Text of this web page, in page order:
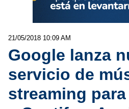
21/05/2018 10:09 AM
Google lanza
servicio de
streaming